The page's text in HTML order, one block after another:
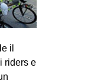
il
riders e